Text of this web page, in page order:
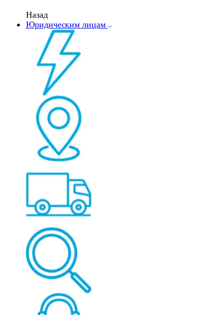
Назад
Юридическим лицам